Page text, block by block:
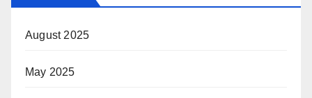
August 2025
May 2025